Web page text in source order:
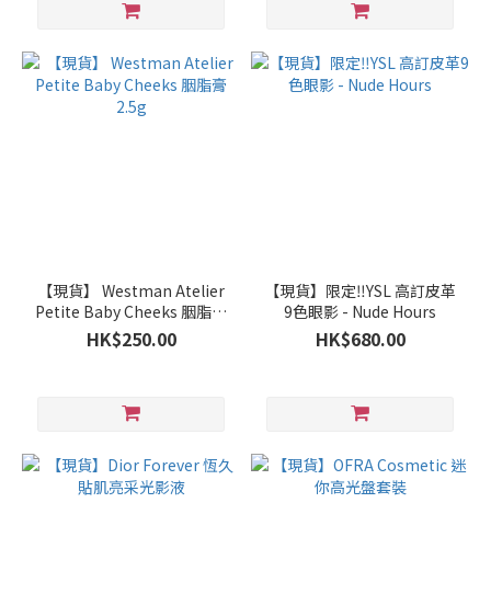
【現貨】 Westman Atelier
Petite Baby Cheeks 胭脂膏
2.5g
HK$250.00
【現貨】限定‼️YSL 高訂皮革
9色眼影 - Nude Hours
HK$680.00